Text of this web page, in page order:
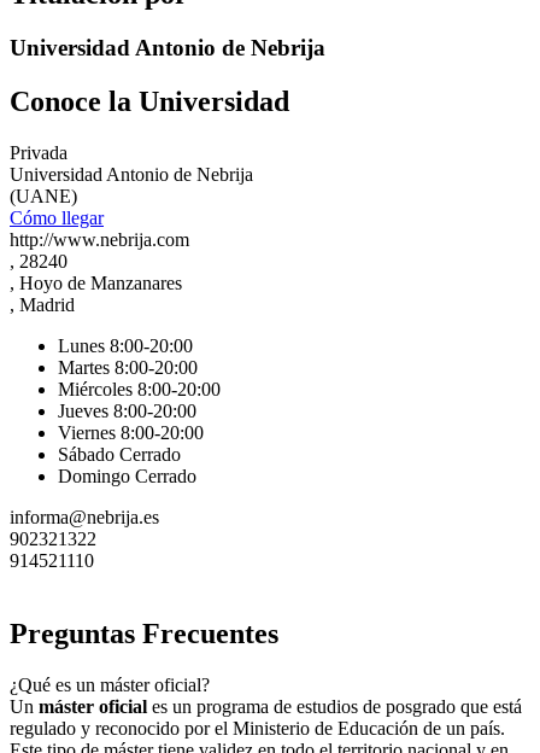
Universidad Antonio de Nebrija
Conoce la Universidad
Privada
Universidad Antonio de Nebrija
(UANE)
Cómo llegar
http://www.nebrija.com
, 28240
, Hoyo de Manzanares
, Madrid
Lunes 8:00-20:00
Martes 8:00-20:00
Miércoles 8:00-20:00
Jueves 8:00-20:00
Viernes 8:00-20:00
Sábado Cerrado
Domingo Cerrado
informa@nebrija.es
902321322
914521110
Preguntas Frecuentes
¿Qué es un máster oficial?
Un máster oficial es un programa de estudios de posgrado que está
regulado y reconocido por el Ministerio de Educación de un país.